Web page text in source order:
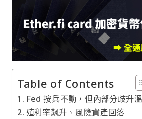
Table of Contents
Fed 按兵不動，但內部分歧升溫
殖利率飆升、風險資產回落